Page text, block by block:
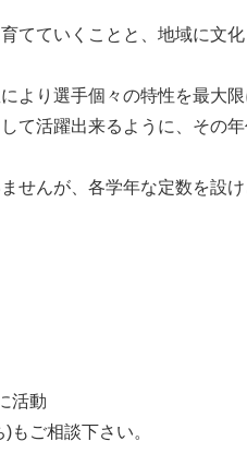
てていくことと、地域に文
より選手個々の特性を最大
て活躍出来るように、その
せんが、各学年な定数を設
活動
ご相談下さい。